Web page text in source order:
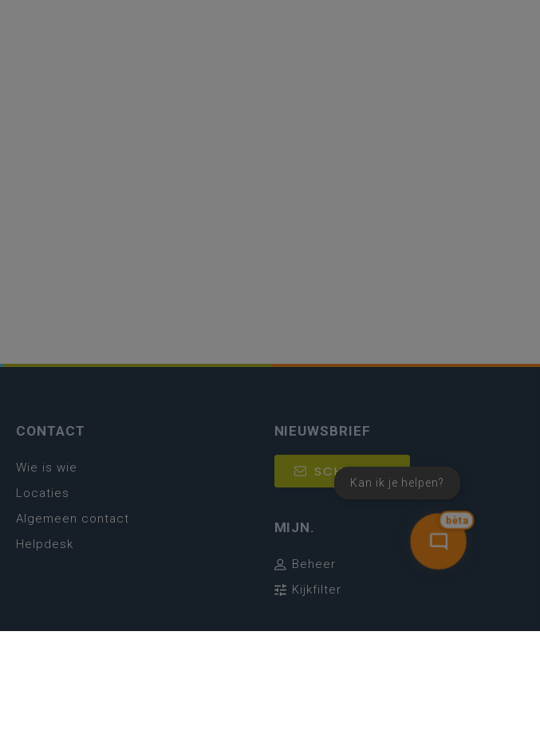
bèta
Kan ik je helpen?
CONTACT
Wie is wie
Locaties
Algemeen contact
Helpdesk
NIEUWSBRIEF
SCHRIJF IN
MIJN.
Beheer
Kijkfilter